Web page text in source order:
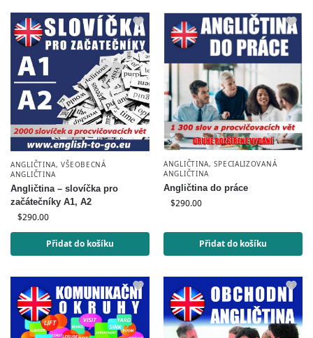
ANGLIČTINA,VŠEOBECNÁ
ANGLIČTINA
Angličtina – slovíčka pro
začátečníky A1, A2
$290.00
Přidat do košíku
ANGLIČTINA,SPECIALIZOVANÁ
ANGLIČTINA
Angličtina do práce
$290.00
Přidat do košíku